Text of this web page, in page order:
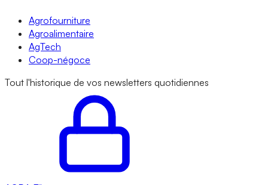
Agrofourniture
Agroalimentaire
AgTech
Coop-négoce
Tout l'historique de vos newsletters quotidiennes